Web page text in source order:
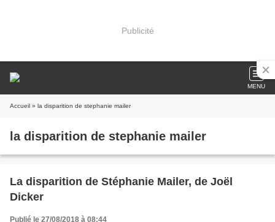
Publicité
MENU
Accueil » la disparition de stephanie mailer
la disparition de stephanie mailer
La disparition de Stéphanie Mailer, de Joël
Dicker
Publié le 27/08/2018 à 08:44